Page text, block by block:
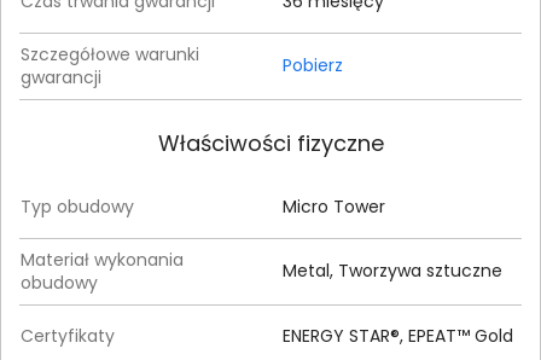
Szczegółowe warunki
gwarancji
Pobierz
Właściwości fizyczne
Typ obudowy Micro Tower
Materiał wykonania
obudowy
Metal, Tworzywa sztuczne
Certyfikaty ENERGY STAR®, EPEAT™ Gold